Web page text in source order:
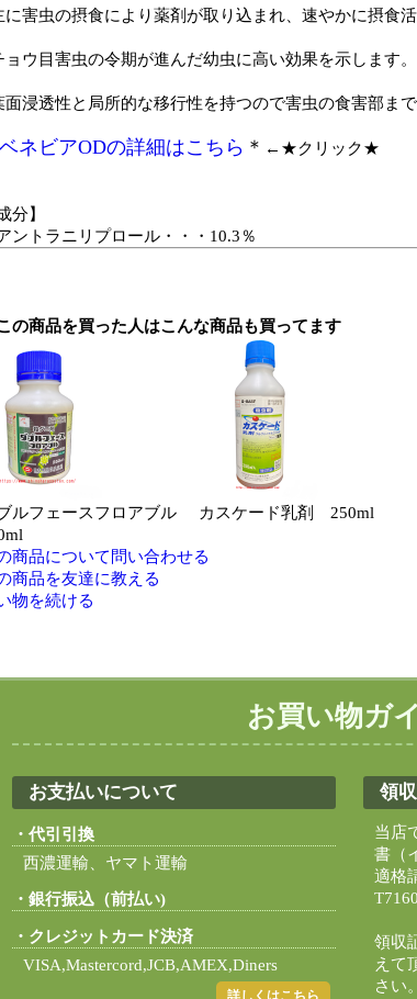
に害虫の摂食により薬剤が取り込まれ、速やかに摂食活
ョウ目害虫の令期が進んだ幼虫に高い効果を示します。
面浸透性と局所的な移行性を持つので害虫の食害部ま
ベネビアODの詳細はこちら ＊ ←★クリック★
分】
ントラニリプロール・・・10.3％
この商品を買った人はこんな商品も買ってます
ルフェースフロアブル
カスケード乳剤 250ml
商品について問い合わせる
商品を友達に教える
物を続ける
お買い物ガ
お支払いについて
代引引換
西濃運輸、ヤマト運輸
銀行振込（前払い)
クレジットカード決済
VISA,Mastercord,JCB,AMEX,Diners
詳しくはこちら
領
当店
書（
適格
領収
えて
さい。